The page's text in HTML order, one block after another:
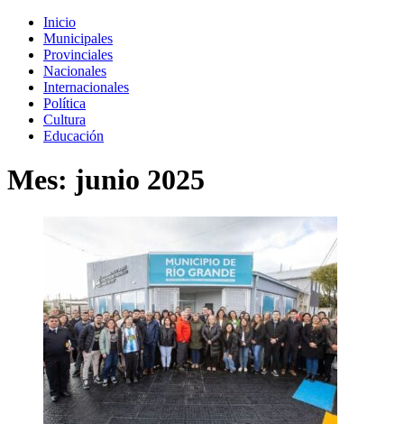
Inicio
Municipales
Provinciales
Nacionales
Internacionales
Política
Cultura
Educación
Mes: junio 2025